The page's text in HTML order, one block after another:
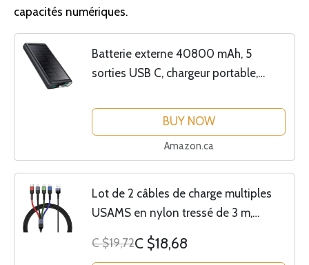
capacités numériques.
Batterie externe 40800 mAh, 5
sorties USB C, chargeur portable,
lampe de poche LED, compatible avec
iPhone 15, 14, 13, 12,...
BUY NOW
Amazon.ca
Lot de 2 câbles de charge multiples
USAMS en nylon tressé de 3 m,
cordon de charge USB 4 en 1 avec
connecteur de téléphone/type
C $19,72C $18,68